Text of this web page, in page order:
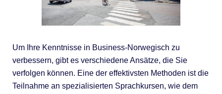
Um Ihre Kenntnisse in Business-Norwegisch zu
verbessern, gibt es verschiedene Ansätze, die Sie
verfolgen können. Eine der effektivsten Methoden ist die
Teilnahme an spezialisierten Sprachkursen, wie dem